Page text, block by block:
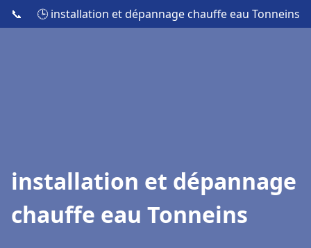
📞 🕒 installation et dépannage chauffe eau Tonneins
installation et dépannage
chauffe eau Tonneins